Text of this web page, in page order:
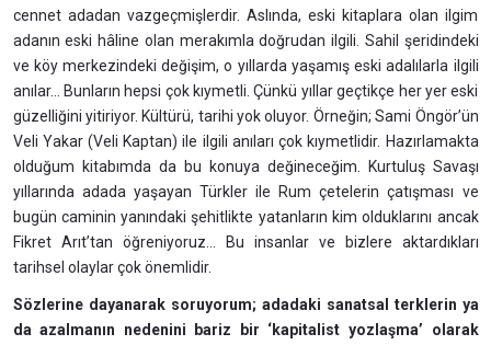
cennet adadan vazgeçmişlerdir. Aslında, eski kitaplara olan ilgim
adanın eski hâline olan merakımla doğrudan ilgili. Sahil şeridindeki
ve köy merkezindeki değişim, o yıllarda yaşamış eski adalılarla ilgili
anılar... Bunların hepsi çok kıymetli. Çünkü yıllar geçtikçe her yer eski
güzelliğini yitiriyor. Kültürü, tarihi yok oluyor. Örneğin; Sami Öngör’ün
Veli Yakar (Veli Kaptan) ile ilgili anıları çok kıymetlidir. Hazırlamakta
olduğum kitabımda da bu konuya değineceğim. Kurtuluş Savaşı
yıllarında adada yaşayan Türkler ile Rum çetelerin çatışması ve
bugün caminin yanındaki şehitlikte yatanların kim olduklarını ancak
Fikret Arıt’tan öğreniyoruz... Bu insanlar ve bizlere aktardıkları
tarihsel olaylar çok önemlidir.
Sözlerine dayanarak soruyorum; adadaki sanatsal terklerin ya
da azalmanın nedenini bariz bir ‘kapitalist yozlaşma’ olarak